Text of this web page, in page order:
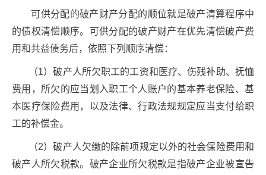
可供分配的破产财产分配的顺位就是破产清算程序中
的债权清偿顺序。可供分配的破产财产在优先清偿破产费
用和共益债务后，依照下列顺序清偿：
（1）破产人所欠职工的工资和医疗、伤残补助、抚恤
费用，所欠的应当划入职工个人账户的基本养老保险、基
本医疗保险费用，以及法律、行政法规规定应当支付给职
工的补偿金。
（2）破产人欠缴的除前项规定以外的社会保险费用和
破产人所欠税款。破产企业所欠税款是指破产企业被宣告